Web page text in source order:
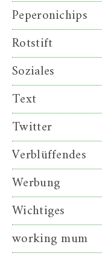
Peperonichips
Rotstift
Soziales
Text
Twitter
Verblüffendes
Werbung
Wichtiges
working mum